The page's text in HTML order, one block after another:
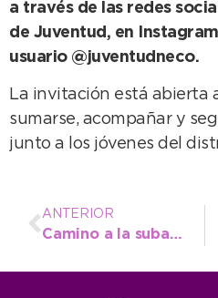
a través de las redes
de Juventud, en
usuario @juventudneco.
La invitación está abierta
sumarse, acompañar y
junto a los jóvenes del
ANTERIOR
Camino a la subasta del Casino, martilleros destacan la articulación institucional con el municipio